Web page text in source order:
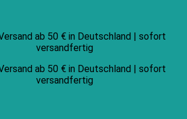
ab 50 € in Deutschland | sofort
versandfertig
ab 50 € in Deutschland | sofort
versandfertig